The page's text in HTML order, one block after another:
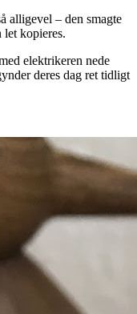
alligevel – den smagte
kopieres.
elektrikeren nede
deres dag ret tidligt